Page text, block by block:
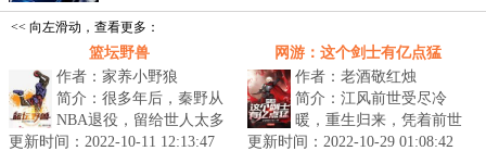
<< 向左滑动，查看更多：
篮坛野兽
作者：家养小野狼
简介：很多年后，秦野从
NBA退役，留给世人太多
震撼。对于“篮坛第一野
更新时间：2022-10-11 12:13:47
网游：这个剑士有亿点猛
作者：老酒敬红烛
简介：江风前世受尽冷
暖，重生归来，凭着前世
的记忆，一路崛起，猛地
更新时间：2022-10-29 01:08:42